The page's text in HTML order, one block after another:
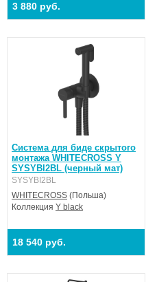
3 880 руб.
Система для биде скрытого
монтажа WHITECROSS Y
SYSYBI2BL (черный мат)
SYSYBI2BL
WHITECROSS (Польша)
Коллекция Y black
18 540 руб.